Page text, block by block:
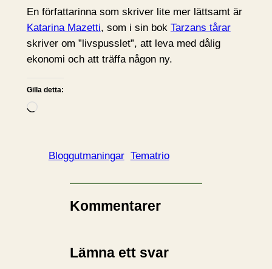
En författarinna som skriver lite mer lättsamt är
Katarina Mazetti, som i sin bok Tarzans tårar
skriver om ”livspusslet”, att leva med dålig
ekonomi och att träffa någon ny.
Gilla detta:
L
Bloggutmaningar Tematrio
Kommentarer
Lämna ett svar